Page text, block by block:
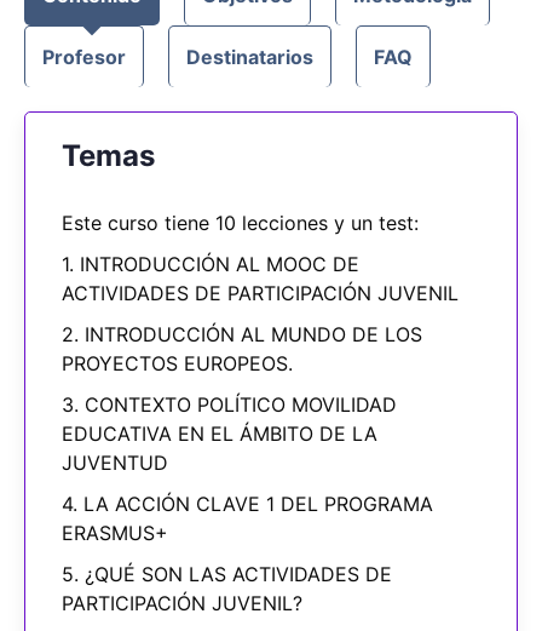
Profesor Destinatarios FAQ
Temas
Este curso tiene 10 lecciones y un test:
1. INTRODUCCIÓN AL MOOC DE
ACTIVIDADES DE PARTICIPACIÓN JUVENIL
2. INTRODUCCIÓN AL MUNDO DE LOS
PROYECTOS EUROPEOS.
3. CONTEXTO POLÍTICO MOVILIDAD
EDUCATIVA EN EL ÁMBITO DE LA
JUVENTUD
4. LA ACCIÓN CLAVE 1 DEL PROGRAMA
ERASMUS+
5. ¿QUÉ SON LAS ACTIVIDADES DE
PARTICIPACIÓN JUVENIL?